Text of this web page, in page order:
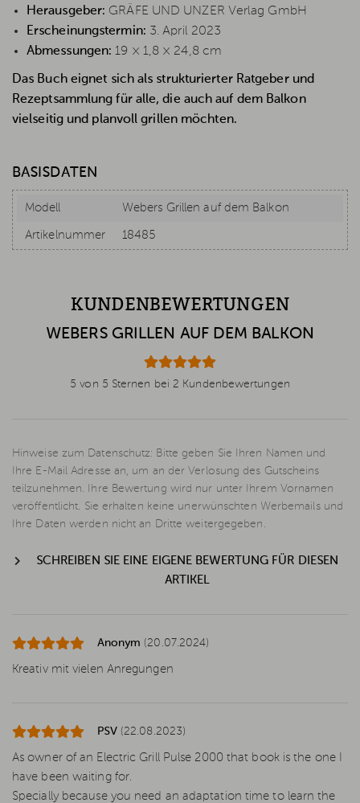
Herausgeber: GRÄFE UND UNZER Verlag GmbH
Erscheinungstermin: 3. April 2023
Abmessungen: 19 × 1,8 × 24,8 cm
Das Buch eignet sich als strukturierter Ratgeber und
Rezeptsammlung für alle, die auch auf dem Balkon
vielseitig und planvoll grillen möchten.
BASISDATEN
Modell Webers Grillen auf dem Balkon
Artikelnummer 18485
KUNDENBEWERTUNGEN
WEBERS GRILLEN AUF DEM BALKON
5 von 5 Sternen bei 2 Kundenbewertungen
Hinweise zum Datenschutz: Bitte geben Sie Ihren Namen und
Ihre E-Mail Adresse an, um an der Verlosung des Gutscheins
teilzunehmen. Ihre Bewertung wird nur unter Ihrem Vornamen
veröffentlicht. Sie erhalten keine unerwünschten Werbemails und
Ihre Daten werden nicht an Dritte weitergegeben.
SCHREIBEN SIE EINE EIGENE BEWERTUNG FÜR DIESEN
ARTIKEL
Anonym (20.07.2024)
Kreativ mit vielen Anregungen
PSV (22.08.2023)
As owner of an Electric Grill Pulse 2000 that book is the one I
have been waiting for.
Specially because you need an adaptation time to learn the